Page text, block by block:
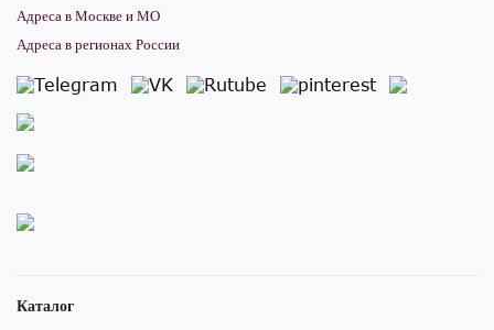
Каталог
Адреса в Москве и МО
Адреса в регионах России